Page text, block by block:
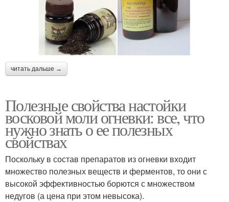
читать дальше →
Полезные свойства настойки
восковой моли огневки: все, что
нужно знать о ее полезных
свойствах
Поскольку в состав препаратов из огневки входит
множество полезных веществ и ферментов, то они с
высокой эффективностью борются с множеством
недугов (а цена при этом невысока).